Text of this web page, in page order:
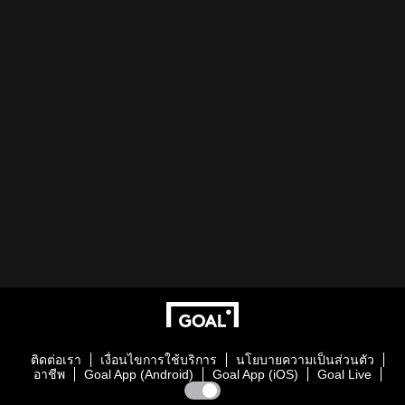
ติดต่อเรา เงื่อนไขการใช้บริการ
นโยบายความเป็นส่วนตัว
อาชีพ
Goal App (Android) Goal App (iOS) Goal Live